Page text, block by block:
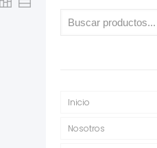
Inicio
Nosotros